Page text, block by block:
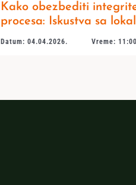
Kako obezbediti
procesa: Iskustva sa
Datum: 04.04.2026. Vreme: 11:00